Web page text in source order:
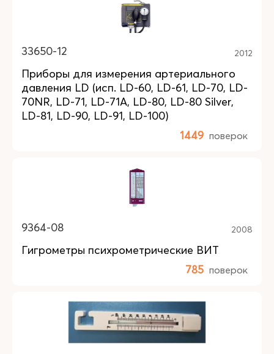
33650-12 2012
Приборы для измерения артериального
давления LD (исп. LD-60, LD-61, LD-70, LD-
70NR, LD-71, LD-71A, LD-80, LD-80 Silver,
LD-81, LD-90, LD-91, LD-100)
1449 поверок
9364-08 2008
Гигрометры психрометрические ВИТ
785 поверок